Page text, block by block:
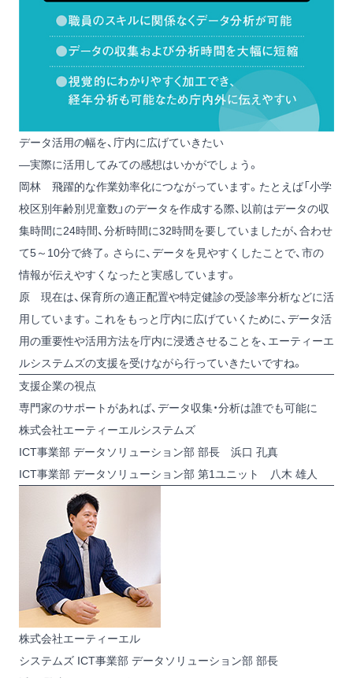
データ活用の幅を、庁内に広げていきたい
―実際に活用してみての感想はいかがでしょう。
岡林 飛躍的な作業効率化につながっています。たとえば「小学
校区別年齢別児童数」のデータを作成する際、以前はデータの収
集時間に24時間、分析時間に32時間を要していましたが、合わせ
て5～10分で終了。さらに、データを見やすくしたことで、市の
情報が伝えやすくなったと実感しています。
原 現在は、保育所の適正配置や特定健診の受診率分析などに活
用しています。これをもっと庁内に広げていくために、データ活
用の重要性や活用方法を庁内に浸透させることを、エーティーエ
ルシステムズの支援を受けながら行っていきたいですね。
支援企業の視点
専門家のサポートがあれば、データ収集・分析は誰でも可能に
株式会社エーティーエルシステムズ
ICT事業部 データソリューション部 部長 浜口 孔真
ICT事業部 データソリューション部 第1ユニット 八木 雄人
株式会社エーティーエル
システムズ ICT事業部 データソリューション部 部長